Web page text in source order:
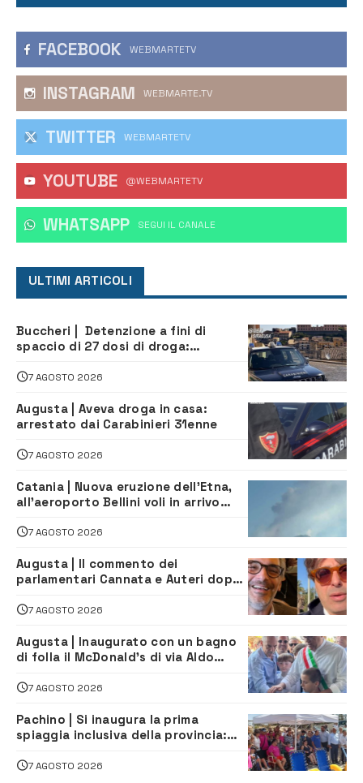
FACEBOOK WEBMARTETV
INSTAGRAM WEBMARTE.TV
TWITTER WEBMARTETV
YOUTUBE @WEBMARTETV
WHATSAPP ‎SEGUI IL CANALE
ULTIMI ARTICOLI
Buccheri | Detenzione a fini di
spaccio di 27 dosi di droga:
7 AGOSTO 2026
Augusta | Aveva droga in casa:
arrestato dai Carabinieri 31enne
7 AGOSTO 2026
Catania | Nuova eruzione dell’Etna,
all’aeroporto Bellini voli in arrivo
7 AGOSTO 2026
Augusta | Il commento dei
parlamentari Cannata e Auteri dopo
depuratore
7 AGOSTO 2026
Augusta | Inaugurato con un bagno
di folla il McDonald’s di via Aldo
7 AGOSTO 2026
Pachino | Si inaugura la prima
spiaggia inclusiva della provincia:
tutti
7 AGOSTO 2026